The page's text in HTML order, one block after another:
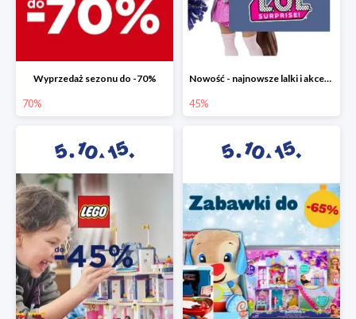
Wyprzedaż sezonu do -70%
70%
Nowość - najnowsze lalki i akcesoria L.O.L. w 5.10.15 do -45%
45%